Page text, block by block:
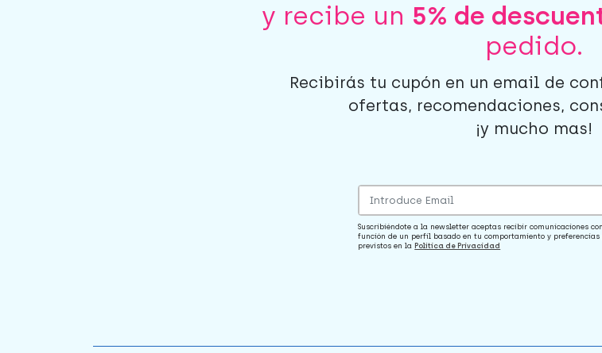
y recibe un 5% de
pedido.
Recibirás tu cupón en un email de
ofertas, recomendaciones,
¡y mucho mas!
Suscribiéndote a la newsletter aceptas recibir comunicaciones
función de un perfil basado en tu comportamiento y preferencias
previstos en laPolítica de Privacidad